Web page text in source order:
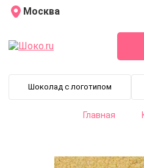
Москва
Шоколад с логотипом
Главная
Апельсин